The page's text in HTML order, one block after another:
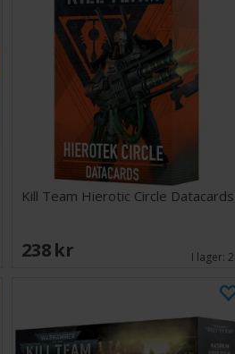
Kill Team Hierotic Circle Datacards
238 SEK I lager:2